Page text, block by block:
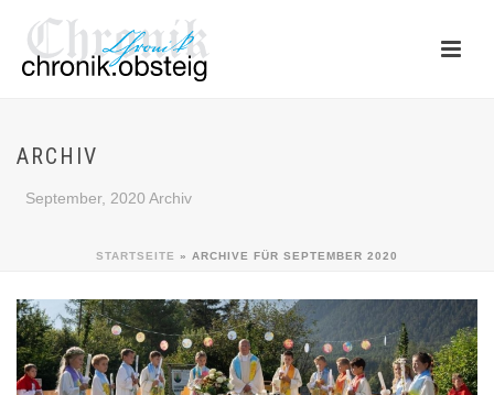
ARCHIV
September, 2020 Archiv
STARTSEITE » ARCHIVE FÜR SEPTEMBER 2020